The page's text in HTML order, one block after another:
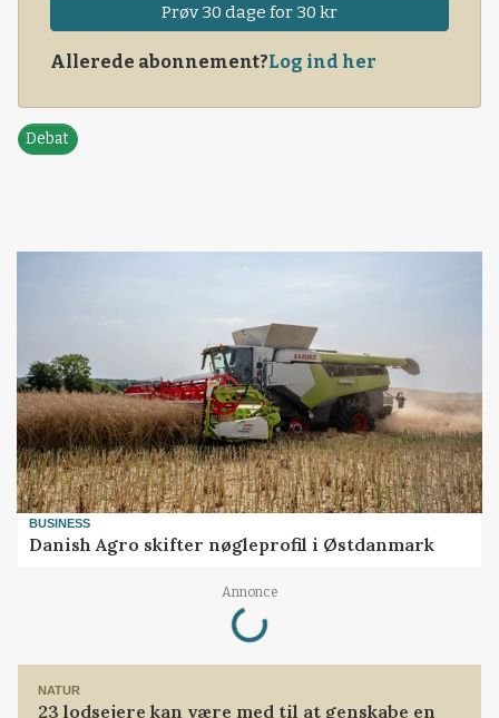
Prøv 30 dage for 30 kr
Allerede abonnement?Log ind her
Debat
BUSINESS
Danish Agro skifter nøgleprofil i Østdanmark
Annonce
Loading...
NATUR
23 lodsejere kan være med til at genskabe en